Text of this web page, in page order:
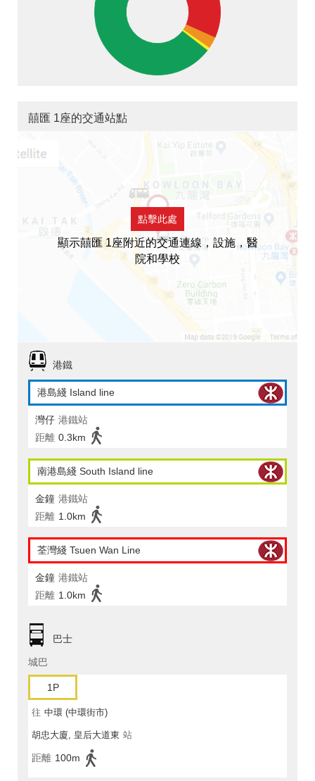
囍匯 1座的交通站點
點擊此處
顯示囍匯 1座附近的交通連線，設施，醫
院和學校
港鐵
港島綫 Island line
灣仔 港鐵站
距離 0.3km
南港島綫 South Island line
金鐘 港鐵站
距離 1.0km
荃灣綫 Tsuen Wan Line
金鐘 港鐵站
距離 1.0km
巴士
城巴
1P
往 中環 (中環街市)
胡忠大廈, 皇后大道東 站
距離 100m